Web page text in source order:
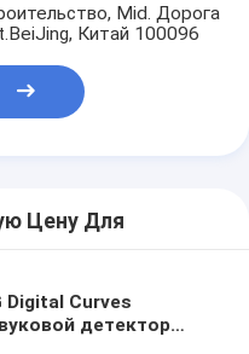
Mid. Дорога
Китай 100096
Цену Для
Digital Curves
детектор